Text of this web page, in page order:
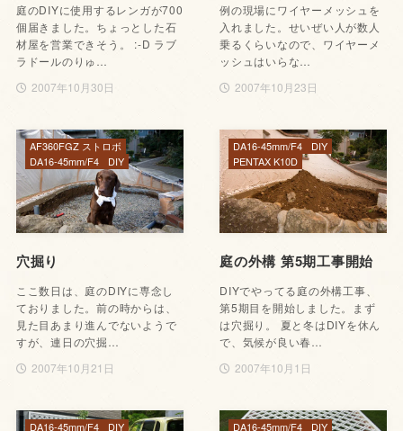
庭のDIYに使用するレンガが700
個届きました。ちょっとした石
材屋を営業できそう。 :-D ラブ
ラドールのりゅ…
2007年10月30日
例の現場にワイヤーメッシュを
入れました。せいぜい人が数人
乗るくらいなので、ワイヤーメ
ッシュはいらな…
2007年10月23日
穴掘り
ここ数日は、庭のDIYに専念し
ておりました。前の時からは、
見た目あまり進んでないようで
すが、連日の穴掘…
2007年10月21日
AF360FGZ ストロボ
DA16-45mm/F4
DIY
庭の外構 第5期工事開始
DIYでやってる庭の外構工事、
第5期目を開始しました。まず
は穴掘り。 夏と冬はDIYを休ん
で、気候が良い春…
2007年10月1日
DA16-45mm/F4
DIY
PENTAX K10D
DA16-45mm/F4
DIY
DA16-45mm/F4
DIY